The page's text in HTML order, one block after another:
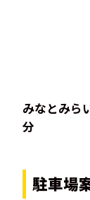
みなとみら
分
駐車場